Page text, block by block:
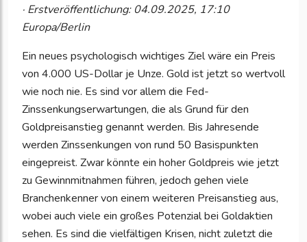
· Erstveröffentlichung: 04.09.2025, 17:10
Europa/Berlin
Ein neues psychologisch wichtiges Ziel wäre ein Preis
von 4.000 US-Dollar je Unze. Gold ist jetzt so wertvoll
wie noch nie. Es sind vor allem die Fed-
Zinssenkungserwartungen, die als Grund für den
Goldpreisanstieg genannt werden. Bis Jahresende
werden Zinssenkungen von rund 50 Basispunkten
eingepreist. Zwar könnte ein hoher Goldpreis wie jetzt
zu Gewinnmitnahmen führen, jedoch gehen viele
Branchenkenner von einem weiteren Preisanstieg aus,
wobei auch viele ein großes Potenzial bei Goldaktien
sehen. Es sind die vielfältigen Krisen, nicht zuletzt die